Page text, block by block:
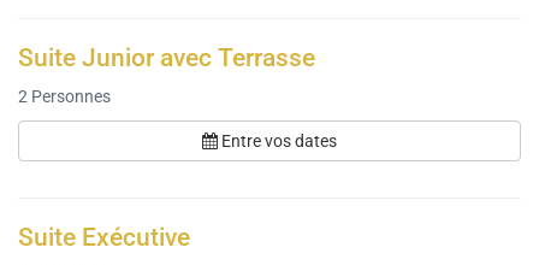
Suite Junior avec Terrasse
2 Personnes
Entre vos dates
Suite Exécutive